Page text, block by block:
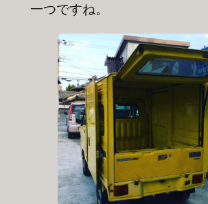
一つですね。